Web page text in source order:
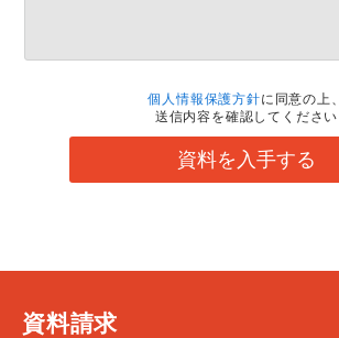
個人情報保護方針に同意の上、
送信内容を確認してください
資料を入手する
資料請求